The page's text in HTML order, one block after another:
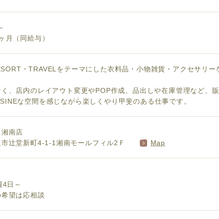
（同給与）
・TRAVELをテーマにした衣料品・小物雑貨・アクセサリー
、店内のレイアウト変更やPOP作成、品出しや在庫管理など、
な空間を感じながら楽しくやり甲斐のある仕事です。
南店
辻堂新町4-1-1湘南モールフィル2Ｆ
Map
日～
望は応相談